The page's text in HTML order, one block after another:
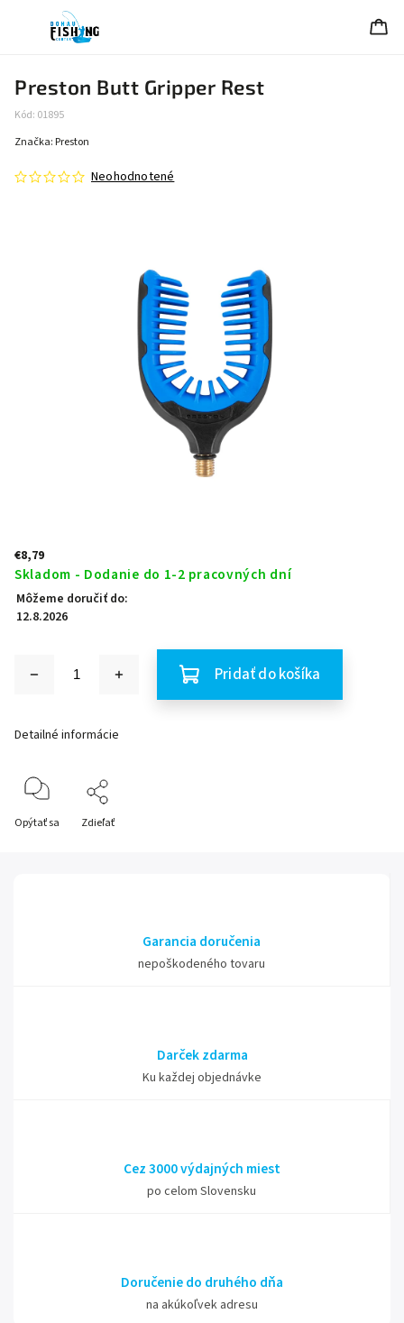
Preston Butt Gripper Rest
Kód: 01895
Neohodnotené
Značka: Preston
€8,79
Skladom - Dodanie do 1-2 pracovných dní
Môžeme doručiť do:
12.8.2026
Pridať do košíka
Detailné informácie
Opýtať sa Zdieľať
Garancia doručenia
nepoškodeného tovaru
Darček zdarma
Ku každej objednávke
Cez 3000 výdajných miest
po celom Slovensku
Doručenie do druhého dňa
na akúkoľvek adresu